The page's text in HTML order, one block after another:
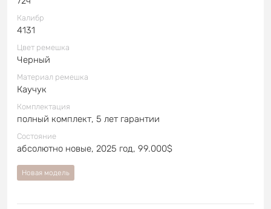
Калибр
4131
Цвет ремешка
Черный
Материал ремешка
Каучук
Комплектация
полный комплект, 5 лет гарантии
Состояние
абсолютно новые, 2025 год, 99.000$
Новая модель